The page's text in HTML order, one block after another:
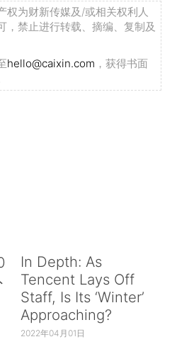
权为财新传媒及/或相关权利人
，禁止进行转载、摘编、复制及
hello@caixin.com ，获得书面
In Depth: As
Tencent Lays Off
Staff, Is Its ‘Winter’
Approaching?
2022年04月01日